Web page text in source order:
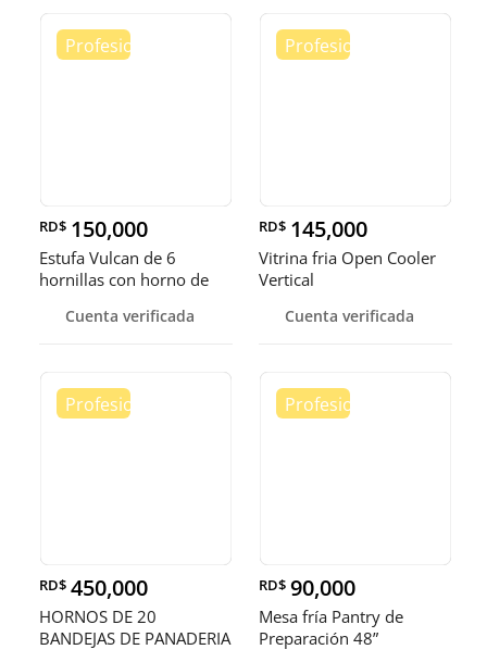
RD$ 150,000
Estufa Vulcan de 6
hornillas con horno de
Cuenta verificada
RD$ 145,000
Vitrina fria Open Cooler
Vertical
Cuenta verificada
RD$ 450,000
HORNOS DE 20
BANDEJAS DE PANADERIA
RD$ 90,000
Mesa fría Pantry de
Preparación 48”